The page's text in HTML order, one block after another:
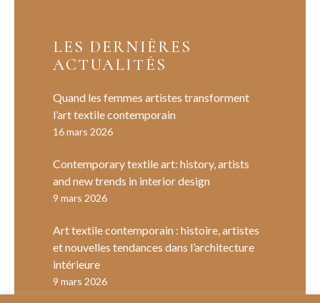
LES DERNIÈRES
ACTUALITÉS
Quand les femmes artistes transforment
l’art textile contemporain
16 mars 2026
Contemporary textile art: history, artists
and new trends in interior design
9 mars 2026
Art textile contemporain : histoire, artistes
et nouvelles tendances dans l’architecture
intérieure
9 mars 2026